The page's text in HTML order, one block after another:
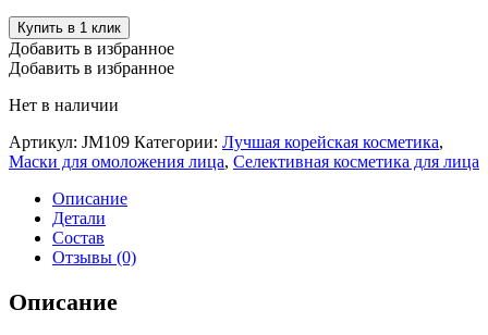
Купить в 1 клик
Добавить в избранное
Добавить в избранное
Нет в наличии
Артикул: JM109 Категории: Лучшая корейская косметика,
Маски для омоложения лица, Селективная косметика для лица
Описание
Детали
Состав
Отзывы (0)
Описание